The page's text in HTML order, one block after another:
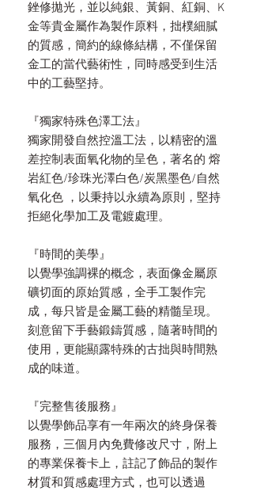
銼修拋光，並以純銀、黃銅、紅銅、K
金等貴金屬作為製作原料，拙樸細膩
的質感，簡約的線條結構，不僅保留
金工的當代藝術性，同時感受到生活
中的工藝堅持。
『獨家特殊色澤工法』
獨家開發自然控溫工法，以精密的溫
差控制表面氧化物的呈色，著名的 熔
岩紅色/珍珠光澤白色/炭黑墨色/自然
氧化色 ，以秉持以永續為原則，堅持
拒絕化學加工及電鍍處理。
『時間的美學』
以覺學強調裸的概念，表面像金屬原
礦切面的原始質感，全手工製作完
成，每只皆是金屬工藝的精髓呈現。
刻意留下手藝鍛鑄質感，隨著時間的
使用，更能顯露特殊的古拙與時間熟
成的味道。
『完整售後服務』
以覺學飾品享有一年兩次的終身保養
服務，三個月內免費修改尺寸，附上
的專業保養卡上，註記了飾品的製作
材質和質感處理方式，也可以透過